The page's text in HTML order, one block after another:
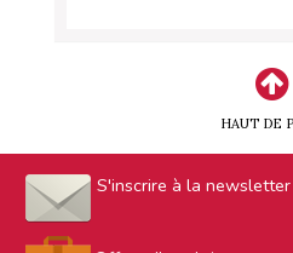
HAUT DE
S'inscrire à la newsletter